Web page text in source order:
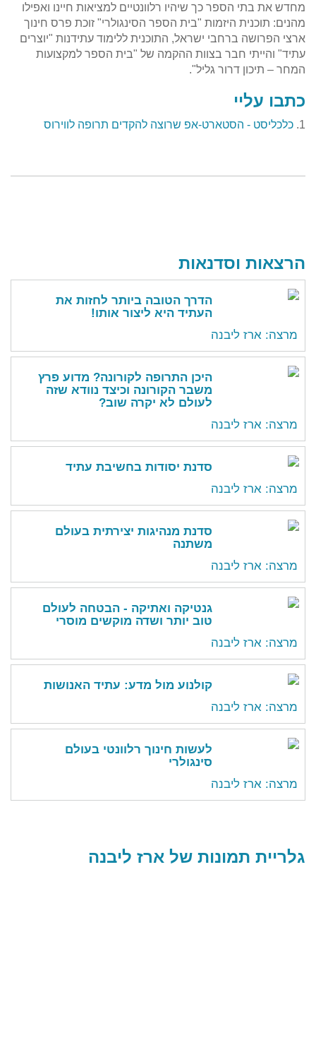
מחדש את בתי הספר כך שיהיו רלוונטיים למציאות חיינו ואפילו
מהנים: תוכנית היזמות "בית הספר הסינגולרי" זוכת פרס חינוך
ארצי הפרושה ברחבי ישראל, התוכנית ללימוד עתידנות "יוצרים
עתיד" והייתי חבר בצוות ההקמה של "בית הספר למקצועות
המחר – תיכון דרור גליל".
כתבו עליי
1. כלכליסט - הסטארט-אפ שרוצה להקדים תרופה לווירוס
הרצאות וסדנאות
הדרך הטובה ביותר לחזות את
העתיד היא ליצור אותו!
מרצה: ארז ליבנה
היכן התרופה לקורונה? מדוע פרץ
משבר הקורונה וכיצד נוודא שזה
לעולם לא יקרה שוב?
מרצה: ארז ליבנה
סדנת יסודות בחשיבת עתיד
מרצה: ארז ליבנה
סדנת מנהיגות יצירתית בעולם
משתנה
מרצה: ארז ליבנה
גנטיקה ואתיקה - הבטחה לעולם
טוב יותר ושדה מוקשים מוסרי
מרצה: ארז ליבנה
קולנוע מול מדע: עתיד האנושות
מרצה: ארז ליבנה
לעשות חינוך רלוונטי בעולם
סינגולרי
מרצה: ארז ליבנה
גלריית תמונות של ארז ליבנה